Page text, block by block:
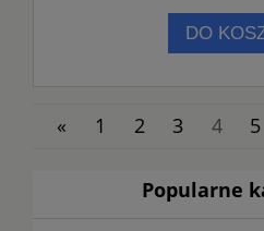
DO
« 1 2 3 4 5
Popularne